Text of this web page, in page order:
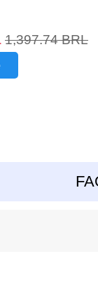
1,397.74 BRL